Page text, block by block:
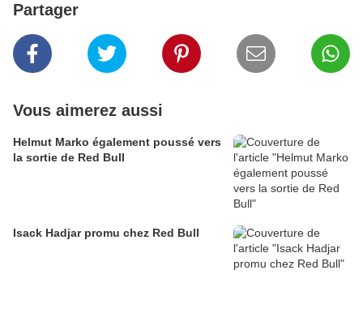
Partager
Vous aimerez aussi
Helmut Marko également poussé vers
la sortie de Red Bull
Isack Hadjar promu chez Red Bull